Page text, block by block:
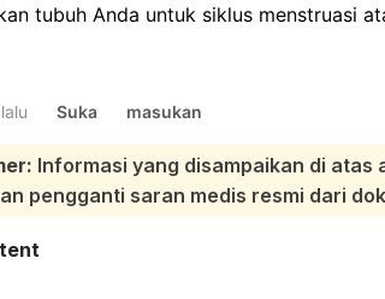
tubuh Anda untuk siklus menstruasi
Suka masukan
Informasi yang disampaikan di atas
pengganti saran medis resmi dari